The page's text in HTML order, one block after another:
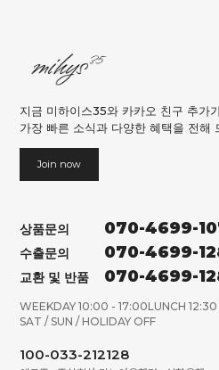
지금 미하이스35와 카카오 친구 추가
가장 빠른 소식과 다양한 혜택을 전해
Join now
상품문의 070-4699-
수출문의 070-4699-
교환 및 반품 070-4699-
WEEKDAY 10:00 - 17:00LUNCH
SAT / SUN / HOLIDAY OFF
100-033-212128